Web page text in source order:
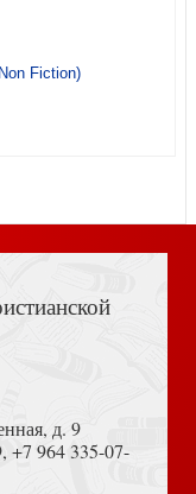
Адамовы головы,
камень
издатели и
дело
Fiction)
д. 9
, +7 964 335-07-